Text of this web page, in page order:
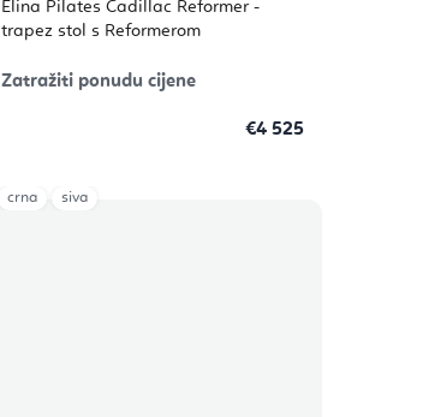
Elina Pilates Cadillac Reformer -
trapez stol s Reformerom
Zatražiti ponudu cijene
€4 525
crna siva